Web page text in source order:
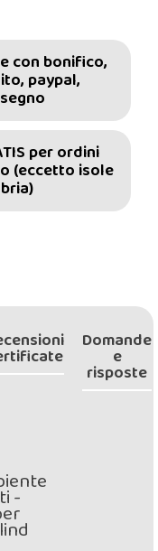
con bonifico,
paypal,
per ordini
(eccetto isole
Domande
e
risposte
-